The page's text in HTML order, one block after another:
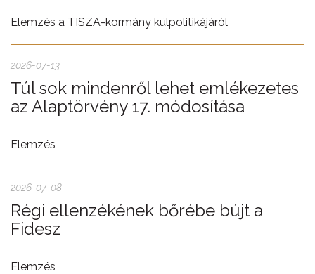
Elemzés a TISZA-kormány külpolitikájáról
2026-07-13
Túl sok mindenről lehet emlékezetes
az Alaptörvény 17. módosítása
Elemzés
2026-07-08
Régi ellenzékének bőrébe bújt a
Fidesz
Elemzés